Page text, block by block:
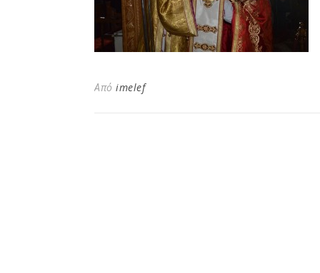
Από imelef